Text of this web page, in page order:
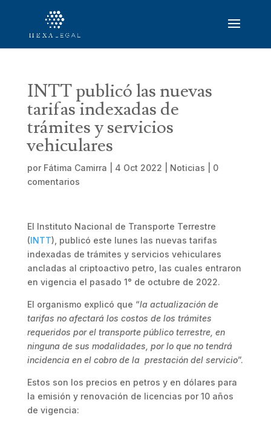
INTT publicó las nuevas
tarifas indexadas de
trámites y servicios
vehiculares
por Fátima Camirra 4 Oct 2022 Noticias
0
comentarios
El Instituto Nacional de Transporte Terrestre
(INTT), publicó este lunes las nuevas tarifas
indexadas de trámites y servicios vehiculares
ancladas al criptoactivo petro, las cuales entraron
en vigencia el pasado 1° de octubre de 2022.
El organismo explicó que “la actualización de
tarifas no afectará los costos de los trámites
requeridos por el transporte público terrestre, en
ninguna de sus modalidades, por lo que no tendrá
incidencia en el cobro de la prestación del servicio”.
Estos son los precios en petros y en dólares para
la emisión y renovación de licencias por 10 años
de vigencia: